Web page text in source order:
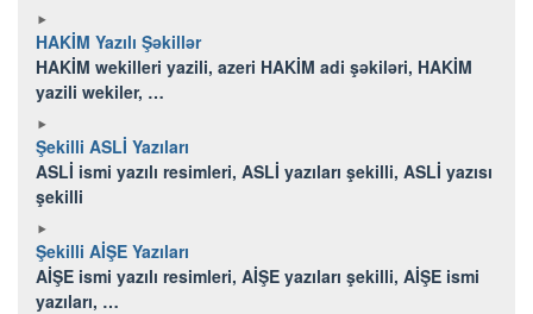
HAKİM Yazılı Şəkillər
HAKİM wekilleri yazili, azeri HAKİM adi şəkiləri, HAKİM
yazili wekiler, …
Şekilli ASLİ Yazıları
ASLİ ismi yazılı resimleri, ASLİ yazıları şekilli, ASLİ yazısı
şekilli
Şekilli AİŞE Yazıları
AİŞE ismi yazılı resimleri, AİŞE yazıları şekilli, AİŞE ismi
yazıları, …